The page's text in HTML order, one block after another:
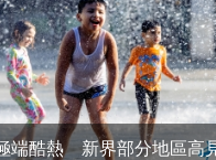
端酷熱 新界部分地區高